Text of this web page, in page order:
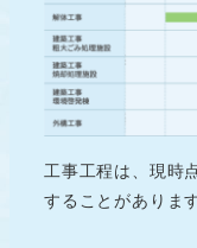
⼯事⼯程は、現時
することがあります